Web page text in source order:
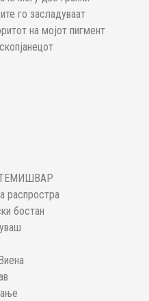
го засладуваат
на мојот пигмент
распростра
бостан